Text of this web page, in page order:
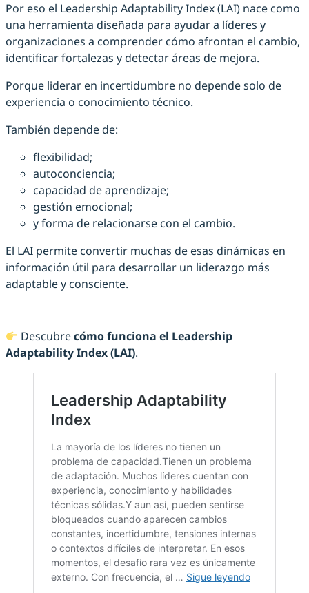
Por eso el Leadership Adaptability Index (LAI) nace como
una herramienta diseñada para ayudar a líderes y
organizaciones a comprender cómo afrontan el cambio,
identificar fortalezas y detectar áreas de mejora.
Porque liderar en incertidumbre no depende solo de
experiencia o conocimiento técnico.
También depende de:
flexibilidad;
autoconciencia;
capacidad de aprendizaje;
gestión emocional;
y forma de relacionarse con el cambio.
El LAI permite convertir muchas de esas dinámicas en
información útil para desarrollar un liderazgo más
adaptable y consciente.
Descubrecómo funciona el Leadership
Adaptability Index (LAI).